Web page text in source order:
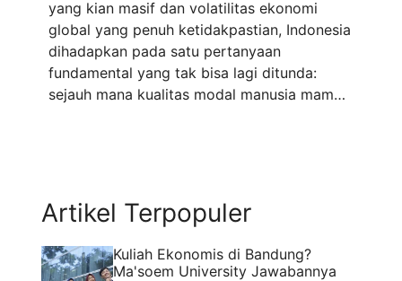
yang kian masif dan volatilitas ekonomi
global yang penuh ketidakpastian, Indonesia
dihadapkan pada satu pertanyaan
fundamental yang tak bisa lagi ditunda:
sejauh mana kualitas modal manusia mampu
Read more
Artikel Terpopuler
Kuliah Ekonomis di Bandung?
Ma'soem University Jawabannya